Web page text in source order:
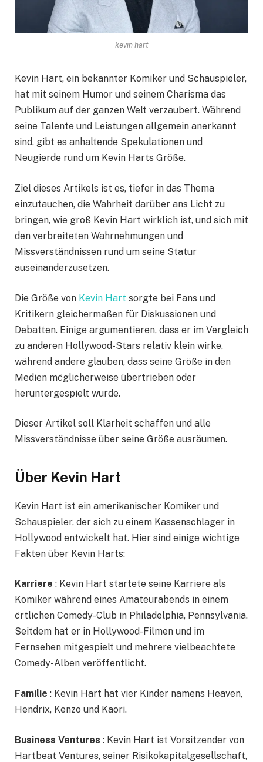
kevin hart
Kevin Hart, ein bekannter Komiker und Schauspieler,
hat mit seinem Humor und seinem Charisma das
Publikum auf der ganzen Welt verzaubert. Während
seine Talente und Leistungen allgemein anerkannt
sind, gibt es anhaltende Spekulationen und
Neugierde rund um Kevin Harts Größe.
Ziel dieses Artikels ist es, tiefer in das Thema
einzutauchen, die Wahrheit darüber ans Licht zu
bringen, wie groß Kevin Hart wirklich ist, und sich mit
den verbreiteten Wahrnehmungen und
Missverständnissen rund um seine Statur
auseinanderzusetzen.
Die Größe von Kevin Hart sorgte bei Fans und
Kritikern gleichermaßen für Diskussionen und
Debatten. Einige argumentieren, dass er im Vergleich
zu anderen Hollywood-Stars relativ klein wirke,
während andere glauben, dass seine Größe in den
Medien möglicherweise übertrieben oder
heruntergespielt wurde.
Dieser Artikel soll Klarheit schaffen und alle
Missverständnisse über seine Größe ausräumen.
Über Kevin Hart
Kevin Hart ist ein amerikanischer Komiker und
Schauspieler, der sich zu einem Kassenschlager in
Hollywood entwickelt hat. Hier sind einige wichtige
Fakten über Kevin Harts:
Karriere : Kevin Hart startete seine Karriere als
Komiker während eines Amateurabends in einem
örtlichen Comedy-Club in Philadelphia, Pennsylvania.
Seitdem hat er in Hollywood-Filmen und im
Fernsehen mitgespielt und mehrere vielbeachtete
Comedy-Alben veröffentlicht.
Familie : Kevin Hart hat vier Kinder namens Heaven,
Hendrix, Kenzo und Kaori.
Business Ventures : Kevin Hart ist Vorsitzender von
Hartbeat Ventures, seiner Risikokapitalgesellschaft,